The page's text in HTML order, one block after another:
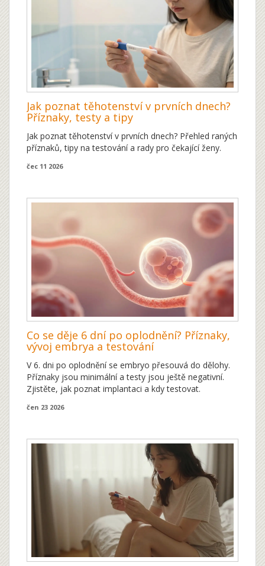
Jak poznat těhotenství v prvních dnech?
Příznaky, testy a tipy
Jak poznat těhotenství v prvních dnech? Přehled raných
příznaků, tipy na testování a rady pro čekající ženy.
čec 11 2026
Co se děje 6 dní po oplodnění? Příznaky,
vývoj embrya a testování
V 6. dni po oplodnění se embryo přesouvá do dělohy.
Příznaky jsou minimální a testy jsou ještě negativní.
Zjistěte, jak poznat implantaci a kdy testovat.
čen 23 2026